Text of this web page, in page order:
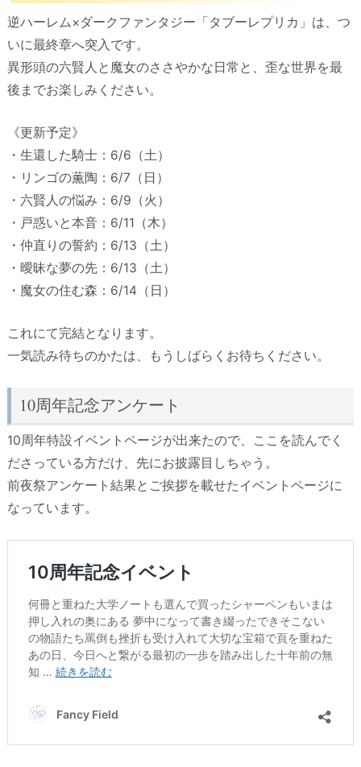
逆ハーレム×ダークファンタジー「タブーレプリカ」は、つ
いに最終章へ突入です。
異形頭の六賢人と魔女のささやかな日常と、歪な世界を最
後までお楽しみください。
《更新予定》
・生還した騎士：6/6（土）
・リンゴの薫陶：6/7（日）
・六賢人の悩み：6/9（火）
・戸惑いと本音：6/11（木）
・仲直りの誓約：6/13（土）
・曖昧な夢の先：6/13（土）
・魔女の住む森：6/14（日）
これにて完結となります。
一気読み待ちのかたは、もうしばらくお待ちください。
10周年記念アンケート
10周年特設イベントページが出来たので、ここを読んでく
ださっている方だけ、先にお披露目しちゃう。
前夜祭アンケート結果とご挨拶を載せたイベントページに
なっています。